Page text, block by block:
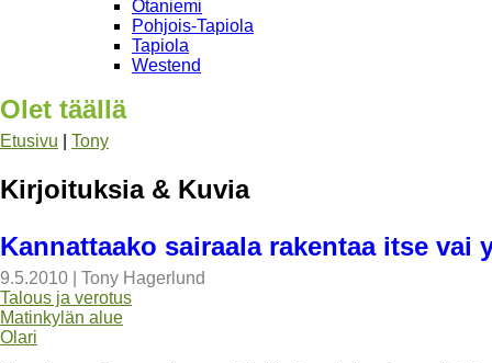
Otaniemi
Pohjois-Tapiola
Tapiola
Westend
Olet täällä
Etusivu Tony
Kirjoituksia & Kuvia
Kannattaako sairaala rakentaa itse vai
9.5.2010
Tony Hagerlund
Talous ja verotus
Matinkylän alue
Olari